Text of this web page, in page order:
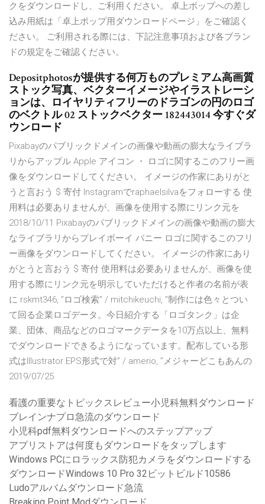
クをダウンロードし、ご利用ください。 卓上ポップへの差し
込み用紙は「卓上ポップ用ダウンロードページ」をご確認く
ださい。 ご利用される際には、下記注意事項および各ブラン
ドの規定をご確認ください。
Depositphotosが提供する何万ものプレミアム高画質
ストック写真、ベクターイメージやイラストレーシ
ョンは、ロイヤリティフリーのドラゴンの円のロゴ
のベクトル 02 ストックベクター 182443014 今すぐダ
ウンロード
Pixabayのパブリックドメインの画像や動画の膨大なライブラ
リからアップル Apple アイコン ・ ロゴに関するこのフリー画
像をダウンロードしてください。 イメージの作家にありがと
うと言おう $ 寄付 Instagramでraphaelsilvaをフォローする 使
用料は必要ありませんが、画像を使用する際にリンク元を
2018/10/11 Pixabayのパブリックドメインの画像や動画の膨大
なライブラリからプレイボーイ バニー ロゴに関するこのフリ
ー画像をダウンロードしてください。 イメージの作家にあり
がとうと言おう $ 寄付 使用料は必要ありませんが、画像を使
用する際にリンク元を明示していただけると作者の名前が表
に rskmt346, ”ロゴ検索” / mitchikeuchi, ”制作には色々とつい
て回る企業ロゴデータ。今日紹介する「ロゴタンク」は企
業、団体、商品などのロゴマークデータを10万点以上、無料
でダウンロードできるようになっています。配布している形
式はIllustrator EPS形式で対” / amerio, ”メジャーどこもあんの
2019/07/25
看護の重要なトピックスレビュー小児科無料ダウンロード
ブレインナプロ急流のダウンロード
小児科pdf無料ダウンロードへのステップアップ
アプリストアは何度もダウンロードをタップします
Windows PCにロラックス防犯カメラをダウンロードする
ダウンロードWindows 10 Pro 32ビットビルド10586
Ludoアルバムダウンロード急流